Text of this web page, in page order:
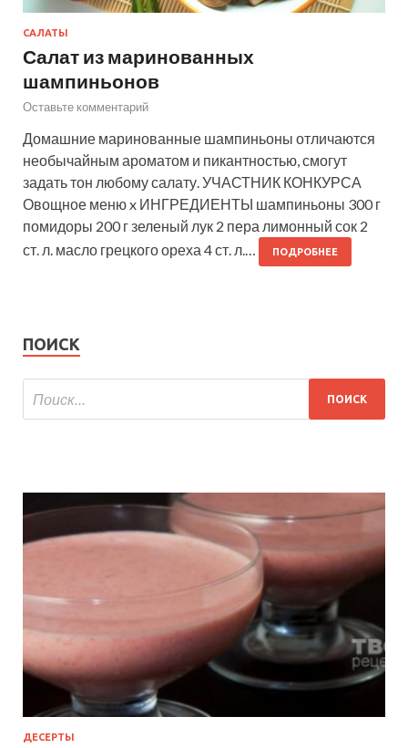
САЛАТЫ
Салат из маринованных
шампиньонов
Оставьте комментарий
Домашние маринованные шампиньоны отличаются
необычайным ароматом и пикантностью, смогут
задать тон любому салату. УЧАСТНИК КОНКУРСА
Овощное меню x ИНГРЕДИЕНТЫ шампиньоны 300 г
помидоры 200 г зеленый лук 2 пера лимонный сок 2
ст. л. масло грецкого ореха 4 ст. л.…
ПОДРОБНЕЕ
ПОИСК
ДЕСЕРТЫ